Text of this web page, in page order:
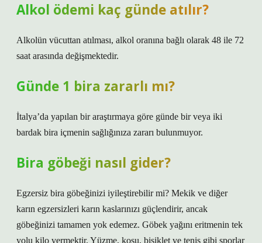
Alkol ödemi kaç günde atılır?
Alkolün vücuttan atılması, alkol oranına bağlı olarak 48 ile 72
saat arasında değişmektedir.
Günde 1 bira zararlı mı?
İtalya’da yapılan bir araştırmaya göre günde bir veya iki
bardak bira içmenin sağlığınıza zararı bulunmuyor.
Bira göbeği nasıl gider?
Egzersiz bira göbeğinizi iyileştirebilir mi? Mekik ve diğer
karın egzersizleri karın kaslarınızı güçlendirir, ancak
göbeğinizi tamamen yok edemez. Göbek yağını eritmenin tek
yolu kilo vermektir. Yüzme, koşu, bisiklet ve tenis gibi sporlar